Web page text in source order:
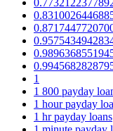
1
1 800 payday
1 hour payday
1 hr payday loans